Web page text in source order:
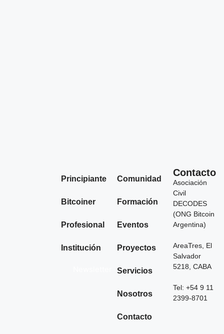
Principiante
Bitcoiner
Profesional
Institución
Comunidad
Formación
Eventos
Proyectos
Servicios
Nosotros
Contacto
Contacto
Asociación
Civil
DECODES
(ONG Bitcoin
Argentina)
AreaTres, El
Salvador
5218, CABA
Tel: +54 9 11
2399-8701